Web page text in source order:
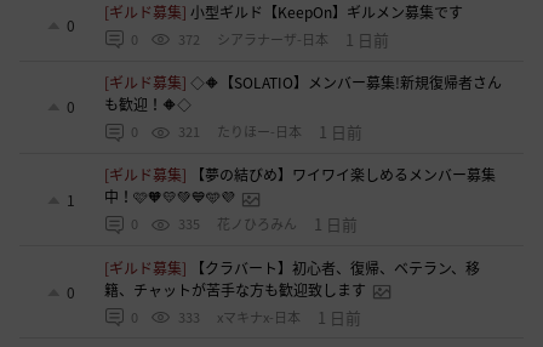
0
[ギルド募集]小型ギルド【KeepOn】ギルメン募集です
0 372 シアラナーザ-日本 1 日前
0
[ギルド募集]◇🔶【SOLATIO】メンバー募集!新規復帰者さん
も歓迎！🔶◇
0 321 たりほー-日本 1 日前
1
[ギルド募集]
【夢の結びめ】ワイワイ楽しめるメンバー募集
中！🩷🧡💛💚💙🩵💜
0 335 花ノひろみん 1 日前
0
[ギルド募集]
【クラバート】初心者、復帰、ベテラン、移
籍、チャットが苦手な方も歓迎致します
0 333 xマキナx-日本 1 日前